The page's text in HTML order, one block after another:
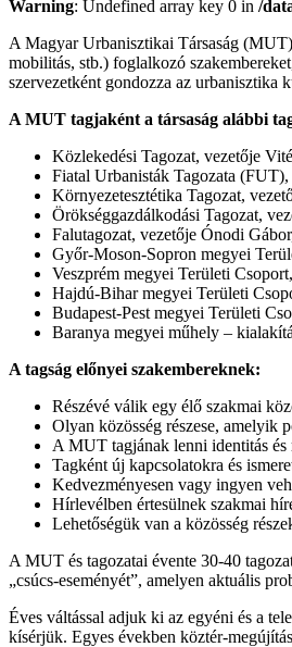
Warning: Undefined array key 0 in /
A Magyar Urbanisztikai Társaság
mobilitás, stb.) foglalkozó
szervezetként gondozza az urbanisztika
A MUT tagjaként a társaság alábbi
Közlekedési Tagozat, vezetője
Fiatal Urbanisták Tagozata
Környezetesztétika Tagozat,
Örökséggazdálkodási Tagozat,
Falutagozat, vezetője Ónodi
Győr-Moson-Sopron megyei
Veszprém megyei Területi
Hajdú-Bihar megyei Területi
Budapest-Pest megyei Területi
Baranya megyei műhely –
A tagság előnyei szakembereknek:
Részévé válik egy élő szakmai
Olyan közösség részese, amelyik
A MUT tagjának lenni identitás és
Tagként új kapcsolatokra és
Kedvezményesen vagy ingyen
Hírlevélben értesülnek szakmai
Lehetőségük van a közösség
A MUT és tagozatai évente 30-40
„csúcs-eseményét”, amelyen aktuális
Éves váltással adjuk ki az egyéni és a
kísérjük. Egyes években köztér-